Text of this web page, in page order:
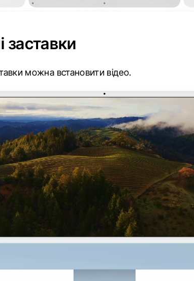
заставки
можна встановити відео.